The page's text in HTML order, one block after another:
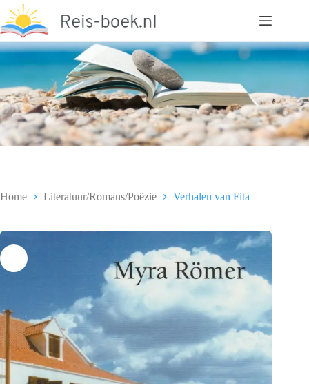
naar
de
inhoud
Home Literatuur/Romans/Poëzie Verhalen van Fita